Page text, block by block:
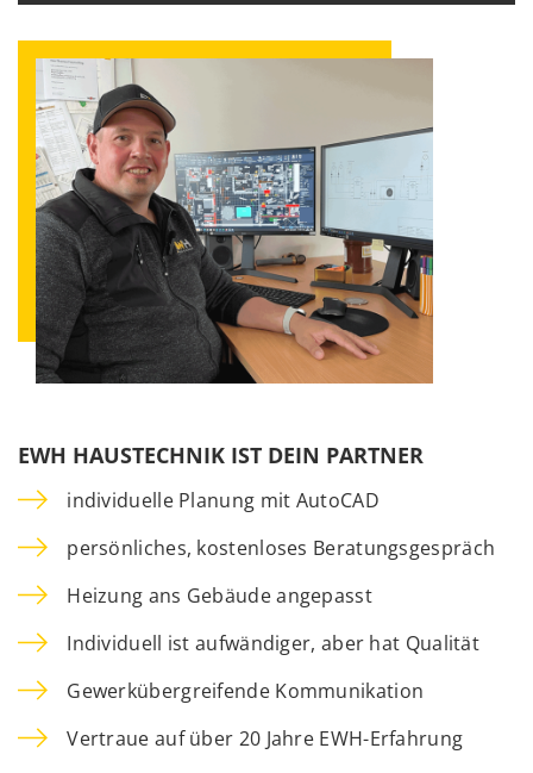
EWH HAUSTECHNIK IST DEIN PARTNER
individuelle Planung mit AutoCAD
persönliches, kostenloses Beratungsgespräch
Heizung ans Gebäude angepasst
Individuell ist aufwändiger, aber hat Qualität
Gewerkübergreifende Kommunikation
Vertraue auf über 20 Jahre EWH-Erfahrung